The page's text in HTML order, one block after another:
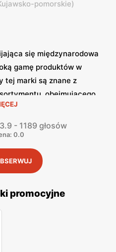
pomorskie)
się międzynarodowa
gamę produktów w
tej marki są znane z
obejmującego
dekoracje, artykuły
artykuły
a także żywność i napoje.
znaleźć produkty zarówno
przedmioty, które
z głównych atutów
gazetki promocyjne
i wyjątkowe oferty. Dzięki
najnowsze obniżki cen
jeszcze bardziej
- 1189 głosów
0.0
promocyjne